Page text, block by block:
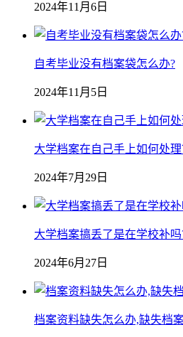
2024年11月6日
自考毕业没有档案袋怎么办?
2024年11月5日
大学档案在自己手上如何处理
2024年7月29日
大学档案搞丢了是在学校补吗
2024年6月27日
档案资料缺失怎么办,缺失档